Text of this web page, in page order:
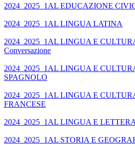
2024_2025_1AL EDUCAZIONE
2024_2025_1AL LINGUA LATINA
2024_2025_1AL LINGUA E
Conversazione
2024_2025_1AL LINGUA E
SPAGNOLO
2024_2025_1AL LINGUA E
FRANCESE
2024_2025_1AL LINGUA E
2024_2025_1AL STORIA E